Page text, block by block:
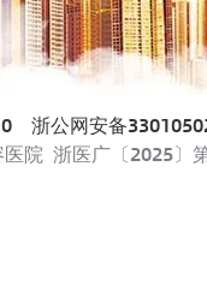
浙公网安备
院 浙医广〔2025〕